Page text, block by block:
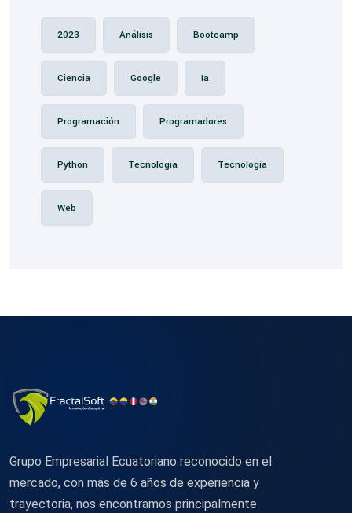
2023 Análisis Bootcamp
Ciencia Google Ia
Programación Programadores
Python Tecnologia Tecnología
Web
Grupo Empresarial Ecuatoriano reconocido en el
mercado, con más de 6 años de experiencia y
trayectoria, nos encontramos principalmente